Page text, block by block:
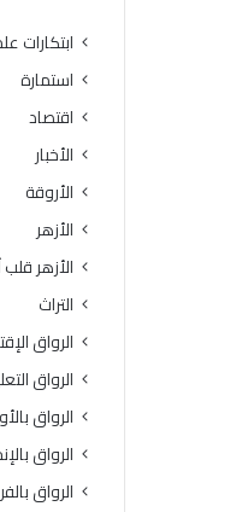
ابتكارات
استمارة
اقتصاد
الأخبار
الأروقة
الأزهر
الأزهر قلب
التراث
الرواق
الرواق
الرواق
الرواق
الرواق